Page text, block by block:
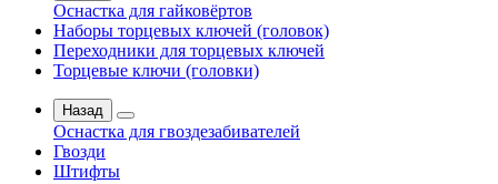
Оснастка для гайковёртов
Наборы торцевых ключей (головок)
Переходники для торцевых ключей
Торцевые ключи (головки)
Назад
Оснастка для гвоздезабивателей
Гвозди
Штифты